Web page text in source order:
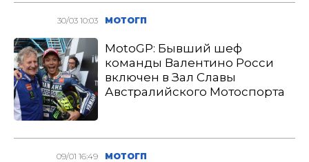
30/03 10:03 МОТОГП
MotoGP: Бывший шеф
команды Валентино Росси
включен в Зал Славы
Австралийского Мотоспорта
09/01 16:49 МОТОГП